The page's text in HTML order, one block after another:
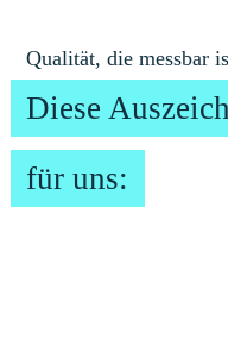
Qualität, die messbar
Diese
für uns: